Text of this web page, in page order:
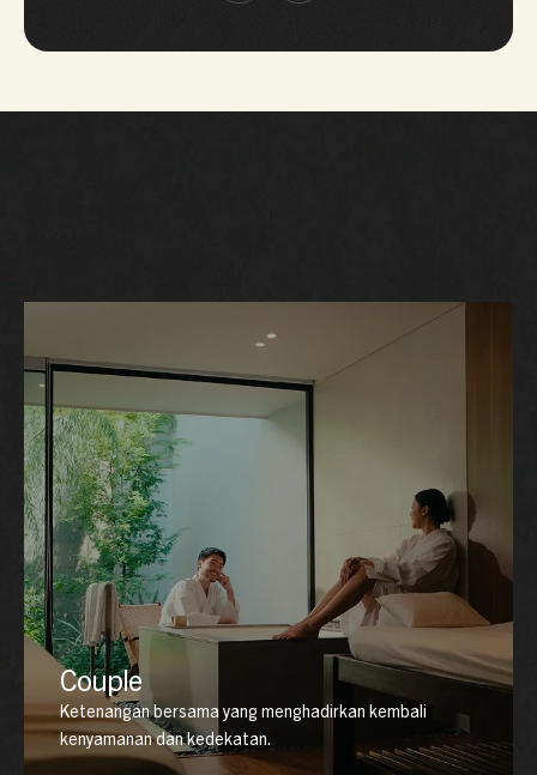
Couple
Ketenangan bersama yang menghadirkan kembali
kenyamanan dan kedekatan.